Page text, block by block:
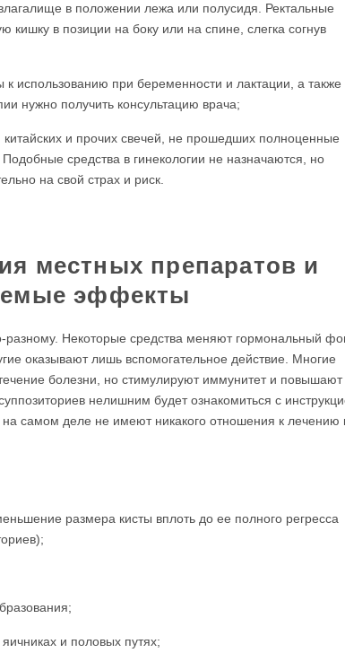
в положении лежа или полусидя. Ректальные
кишку в позиции на боку или на спине, слегка согнув
использованию при беременности и лактации, а также
нужно получить консультацию врача;
и прочих свечей, не прошедших полноценные
средства в гинекологии не назначаются, но
на свой страх и риск.
местных препаратов и
эффекты
Некоторые средства меняют гормональный
оказывают лишь вспомогательное действие. Многие
болезни, но стимулируют иммунитет и
нелишним будет ознакомиться с
самом деле не имеют никакого отношения к лечению
размера кисты вплоть до ее полного регресса
и половых путях;